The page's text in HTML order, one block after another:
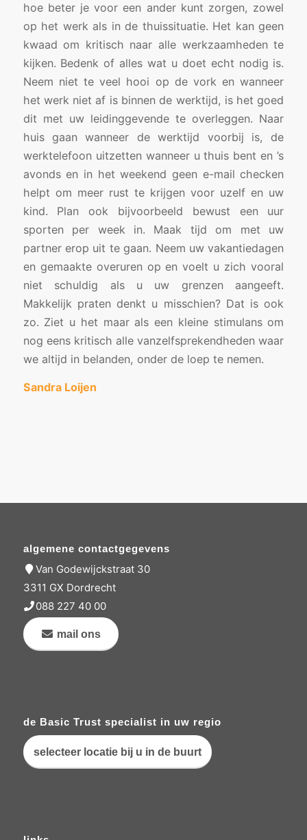
hoe beter je voor een ander kunt zorgen, zowel
op het werk als in de thuissituatie. Het kan geen
kwaad om kritisch naar alle werkzaamheden te
kijken. Bedenk of alles wat u doet echt nodig is.
Neem niet te veel hooi op de vork en wanneer
het werk niet af is binnen de werktijd, is het goed
dit met uw leidinggevende te overleggen. Naar
huis gaan wanneer de werktijd voorbij is, de
werktelefoon uitzetten wanneer u thuis bent en ’s
avonds en in het weekend geen e-mail checken
helpt om meer rust te krijgen voor uzelf en uw
kind. Plan ook bijvoorbeeld bewust een uur
sporten per week in. Maak tijd om met uw
partner erop uit te gaan. Neem uw vakantiedagen
en gemaakte overuren op en voelt u zich vooral
niet schuldig als u uw grenzen aangeeft.
Makkelijk praten denkt u misschien? Dat is ook
zo. Ziet u het maar als een kleine stimulans om
nog eens kritisch alle vanzelfsprekendheden waar
we altijd in belanden, onder de loep te nemen.
Sandra Loijen
algemene contactgegevens
Van Godewijckstraat 30
3311 GX Dordrecht
088 227 40 00
mail ons
de Basic Trust specialist in uw regio
selecteer locatie bij u in de buurt